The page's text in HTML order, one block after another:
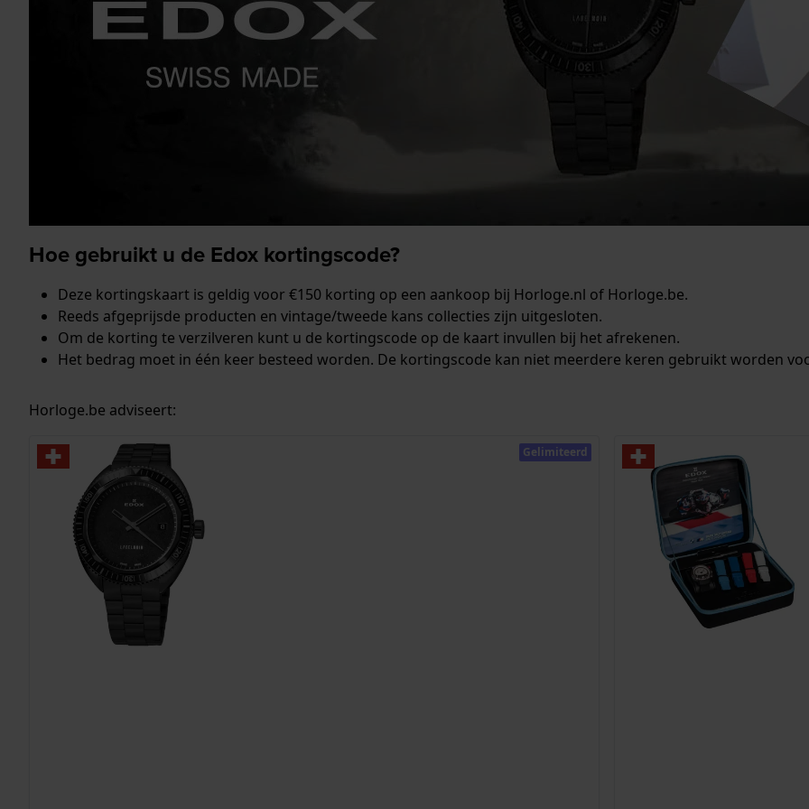
Hoe gebruikt u de Edox kortingscode?
Deze kortingskaart is geldig voor €150 korting op een aankoop bij Horloge.nl of Horloge.be.
Reeds afgeprijsde producten en vintage/tweede kans collecties zijn uitgesloten.
Om de korting te verzilveren kunt u de kortingscode op de kaart invullen bij het afrekenen.
Het bedrag moet in één keer besteed worden. De kortingscode kan niet meerdere keren gebruikt worden
Horloge.be adviseert:
Gelimiteerd